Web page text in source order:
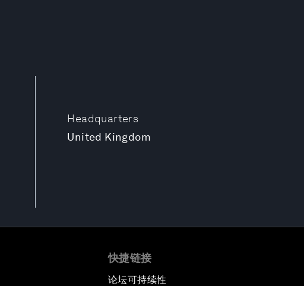
Headquarters
United Kingdom
快捷链接
论坛可持续性